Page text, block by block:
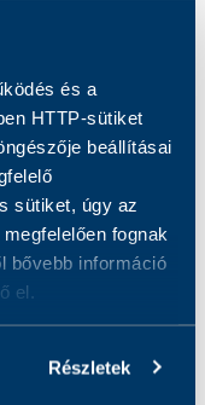
és a
HTTP-sütiket
beállításai
sütiket, úgy az
fognak
bővebb információ
el.
Részletek
vizsgálattal
történik a